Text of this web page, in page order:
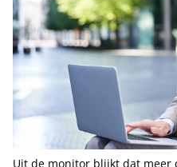
Uit de monitor blijkt dat meer